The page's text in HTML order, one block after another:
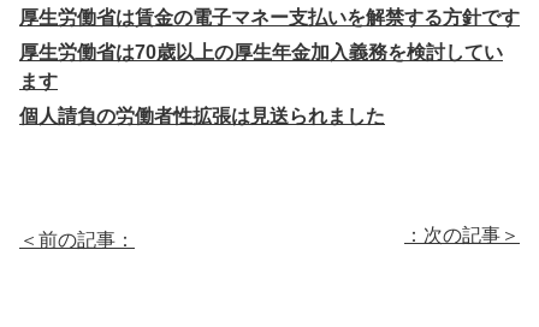
厚生労働省は賃金の電子マネー支払いを解禁する方針です
厚生労働省は70歳以上の厚生年金加入義務を検討してい
ます
個人請負の労働者性拡張は見送られました
＜前の記事： ：次の記事＞